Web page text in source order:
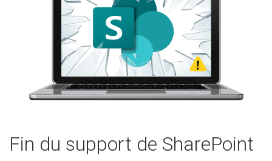
Fin du support de SharePoint